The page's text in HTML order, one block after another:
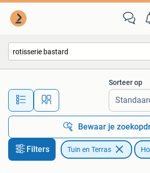
Alle afstanden…
Sorteer op
Bewaar je
Filters Tuin en Terras